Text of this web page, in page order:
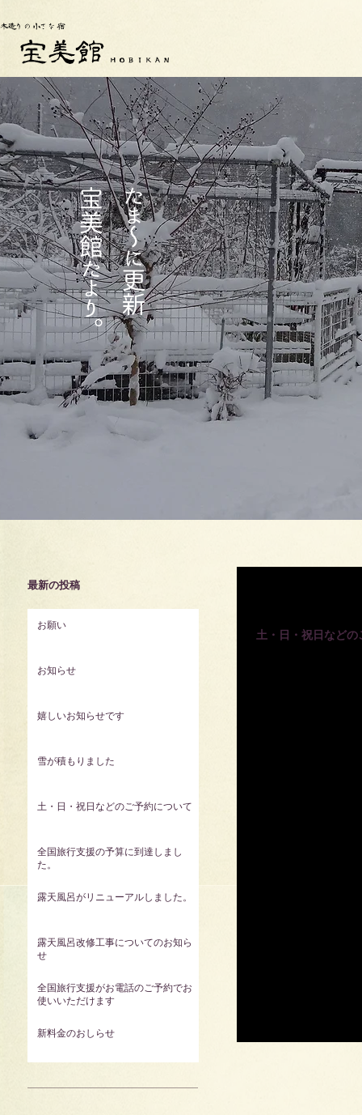
最新の投稿
お願い
お知らせ
嬉しいお知らせです
雪が積もりました
土・日・祝日などのご予約について
全国旅行支援の予算に到達しまし
た。
露天風呂がリニューアルしました。
露天風呂改修工事についてのお知ら
せ
全国旅行支援がお電話のご予約でお
使いいただけます
新料金のおしらせ
土・日・祝日など